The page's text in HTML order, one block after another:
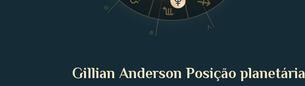
III
IV
V
Gillian Anderson Posição planetária